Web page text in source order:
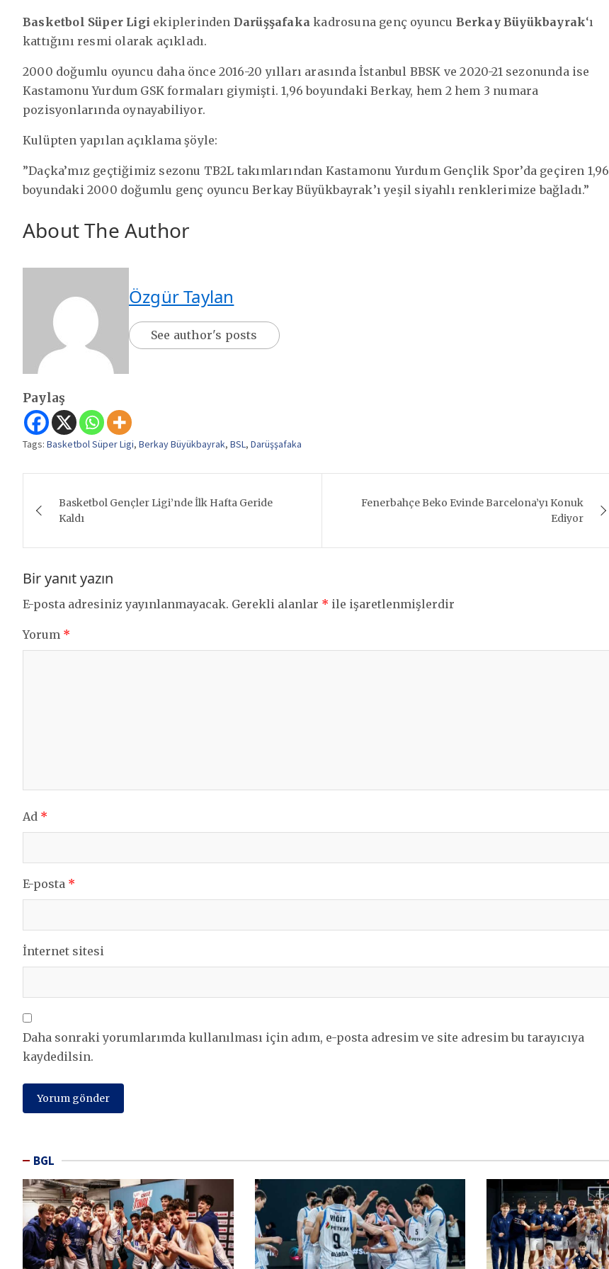
Basketbol Süper Ligi ekiplerinden Darüşşafaka kadrosuna genç oyuncu Berkay Büyükbayrak‘ı
kattığını resmi olarak açıkladı.
2000 doğumlu oyuncu daha önce 2016-20 yılları arasında İstanbul BBSK ve 2020-21 sezonunda ise
Kastamonu Yurdum GSK formaları giymişti. 1,96 boyundaki Berkay, hem 2 hem 3 numara
pozisyonlarında oynayabiliyor.
Kulüpten yapılan açıklama şöyle:
”Daçka’mız geçtiğimiz sezonu TB2L takımlarından Kastamonu Yurdum Gençlik Spor’da geçiren 1,96
boyundaki 2000 doğumlu genç oyuncu Berkay Büyükbayrak’ı yeşil siyahlı renklerimize bağladı.”
About The Author
Özgür Taylan
See author's posts
Paylaş
Tags: Basketbol Süper Ligi, Berkay Büyükbayrak, BSL, Darüşşafaka
gezinmesi
Basketbol Gençler Ligi’nde İlk Hafta Geride
Kaldı
Fenerbahçe Beko Evinde Barcelona’yı Konuk
Ediyor
Bir yanıt yazın
E-posta adresiniz yayınlanmayacak. Gerekli alanlar * ile işaretlenmişlerdir
Yorum *
Ad *
E-posta *
İnternet sitesi
Daha sonraki yorumlarımda kullanılması için adım, e-posta adresim ve site adresim bu tarayıcıya
kaydedilsin.
BGL